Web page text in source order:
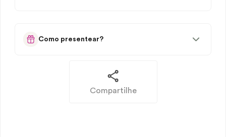
Como presentear?
Compartilhe